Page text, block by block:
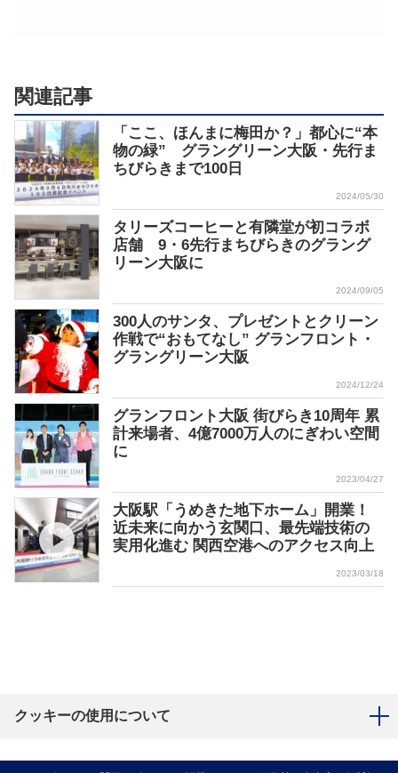
関連記事
「ここ、ほんまに梅田か？」都心に“本
物の緑” グラングリーン大阪・先行ま
ちびらきまで100日
2024/05/30
タリーズコーヒーと有隣堂が初コラボ
店舗 9・6先行まちびらきのグラング
リーン大阪に
2024/09/05
300人のサンタ、プレゼントとクリーン
作戦で“おもてなし” グランフロント・
グラングリーン大阪
2024/12/24
グランフロント大阪 街びらき10周年 累
計来場者、4億7000万人のにぎわい空間
に
2023/04/27
大阪駅「うめきた地下ホーム」開業！
近未来に向かう玄関口、最先端技術の
実用化進む 関西空港へのアクセス向上
2023/03/18
クッキーの使用について